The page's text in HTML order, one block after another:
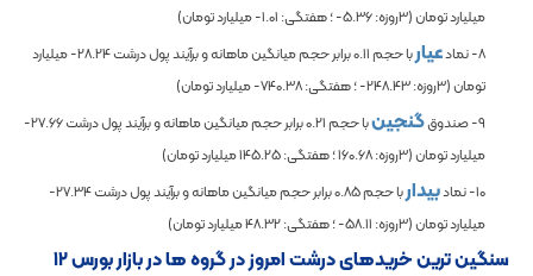
میلیارد تومان (3روزه:
-5.36؛ هفتگی: -1.01میلیارد تومان)
8- نماد
عیاربا حجم0.11برابر حجم میانگین ماهانه و برآیند پول درشت-28.24میلیارد
تومان (3روزه:
-248.43؛ هفتگی:-740.38میلیارد تومان)
9- صندوق
گنجینبا حجم0.21برابر حجم میانگین ماهانه و برآیند پول درشت-27.66
میلیارد تومان (3روزه:
160.68؛ هفتگی:145.25میلیارد تومان)
10- نماد
بیداربا حجم0.85برابر حجم میانگین ماهانه و برآیند پول درشت-27.34
میلیارد تومان (3روزه:
-58.11؛ هفتگی:48.32میلیارد تومان)
سنگین ترین خریدهای درشت امروز در گروه ها در بازار بورس ۱۲